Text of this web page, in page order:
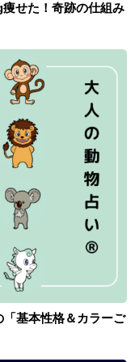
せた！奇跡の仕組み
「基本性格＆カラーご